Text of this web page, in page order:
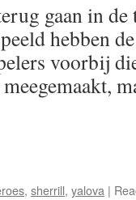
gaan in
hebben
voorbij
, sherrill, yalova |